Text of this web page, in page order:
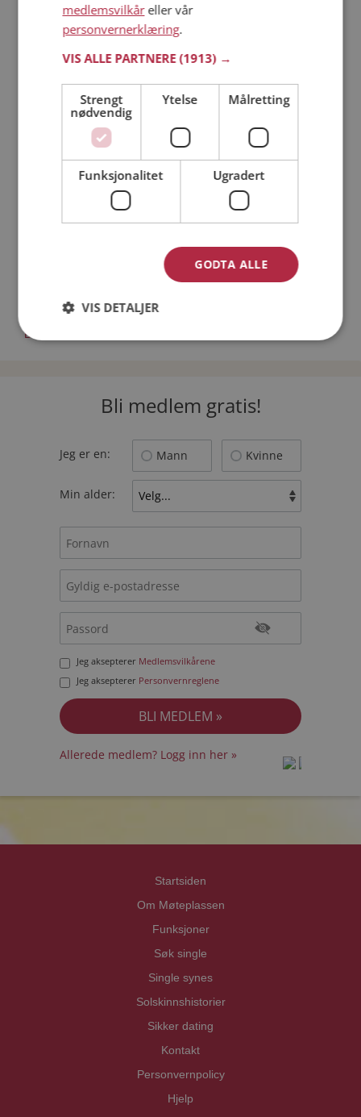
datinginteresserte single i Gjerdrum
Läs mer
Trinn 1 - Bli medlem og lag en presentasjon
Trinn 2 - Slik fungerer våre søkefunksjoner
Trinn 3 - Tips til hvordan du tar kontakt
Sikker dating
Dating på mobilen
Nettdatingtips
Date kvinner i Norge
Date menn i Norge
Bli medlem gratis!
Jeg er en: Mann Kvinne
Min alder:
Jeg aksepterer Medlemsvilkårene
Jeg aksepterer Personvernreglene
Allerede medlem? Logg inn her »
Startsiden
Om Møteplassen
Funksjoner
Søk single
Single synes
Solskinnshistorier
Sikker dating
Kontakt
Personvernpolicy
Hjelp
medlemsvilkåreller vår
personvernerklæring.
VIS ALLE PARTNERE(1913) →
Strengt
nødvendig
Ytelse Målretting
Funksjonalitet Ugradert
GODTA ALLE
VIS DETALJER